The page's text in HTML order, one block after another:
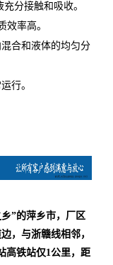
分接触和吸收。
效率高。
合和液体的均匀分
行。
”的萍乡市，厂区
，与浙赣线相邻，
高铁站仅1公里，距